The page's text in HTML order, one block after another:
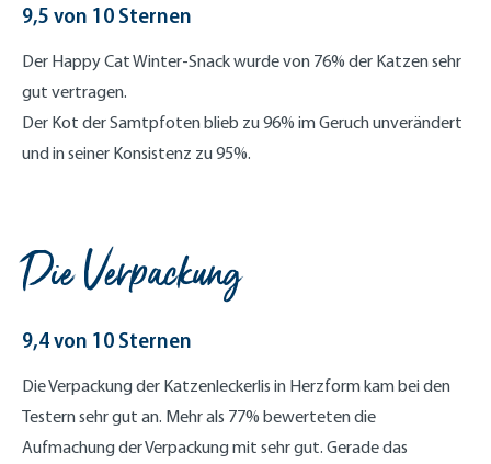
9,5 von 10 Sternen
Der Happy Cat Winter-Snack wurde von 76% der Katzen sehr
gut vertragen.
Der Kot der Samtpfoten blieb zu 96% im Geruch unverändert
und in seiner Konsistenz zu 95%.
Die Verpackung
9,4 von 10 Sternen
Die Verpackung der Katzenleckerlis in Herzform kam bei den
Testern sehr gut an. Mehr als 77% bewerteten die
Aufmachung der Verpackung mit sehr gut. Gerade das